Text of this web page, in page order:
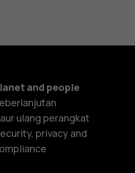
and people
ulang perangkat
privacy and